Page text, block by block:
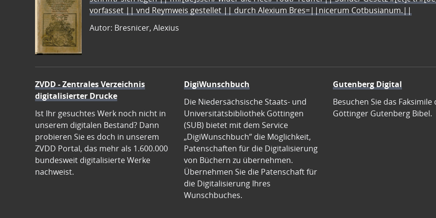
vorfasset || vnd Reymweis gestellet || durch Alexium Bres=||nicerum Cotbusianum.||
Autor: Bresnicer, Alexius
ZVDD - Zentrales Verzeichnis
digitalisierter Drucke
Ist Ihr gesuchtes Werk noch nicht in
unserem digitalen Bestand? Dann
probieren Sie es doch in unserem
ZVDD Portal, das mehr als 1.600.000
bundesweit digitalisierte Werke
nachweist.
DigiWunschbuch
Die Niedersächsische Staats- und
Universitätsbibliothek Göttingen
(SUB) bietet mit dem Service
„DigiWunschbuch” die Möglichkeit,
Patenschaften für die Digitalisierung
von Büchern zu übernehmen.
Übernehmen Sie die Patenschaft für
die Digitalisierung Ihres
Wunschbuches.
Gutenberg Digital
Besuchen Sie das Faksimile
Göttinger Gutenberg Bibel.